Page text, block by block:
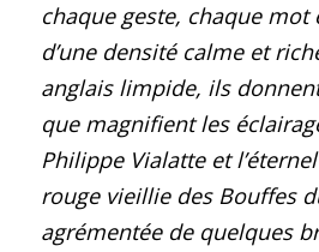
chaque geste, chaque mot
d’une densité calme et
anglais limpide, ils
que magnifient les
Philippe Vialatte et
rouge vieillie des Bouffes
agrémentée de quelques